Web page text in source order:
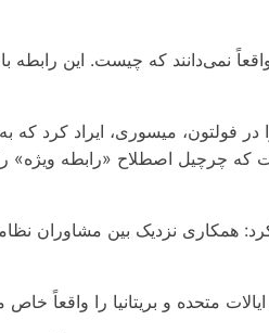
واقعاً نمی‌دانند که چیست.
خود را در فولتون، میسوری، ایراد
چرچیل اصطلاح «رابطه ویژه»
همکاری نزدیک بین مشاوران